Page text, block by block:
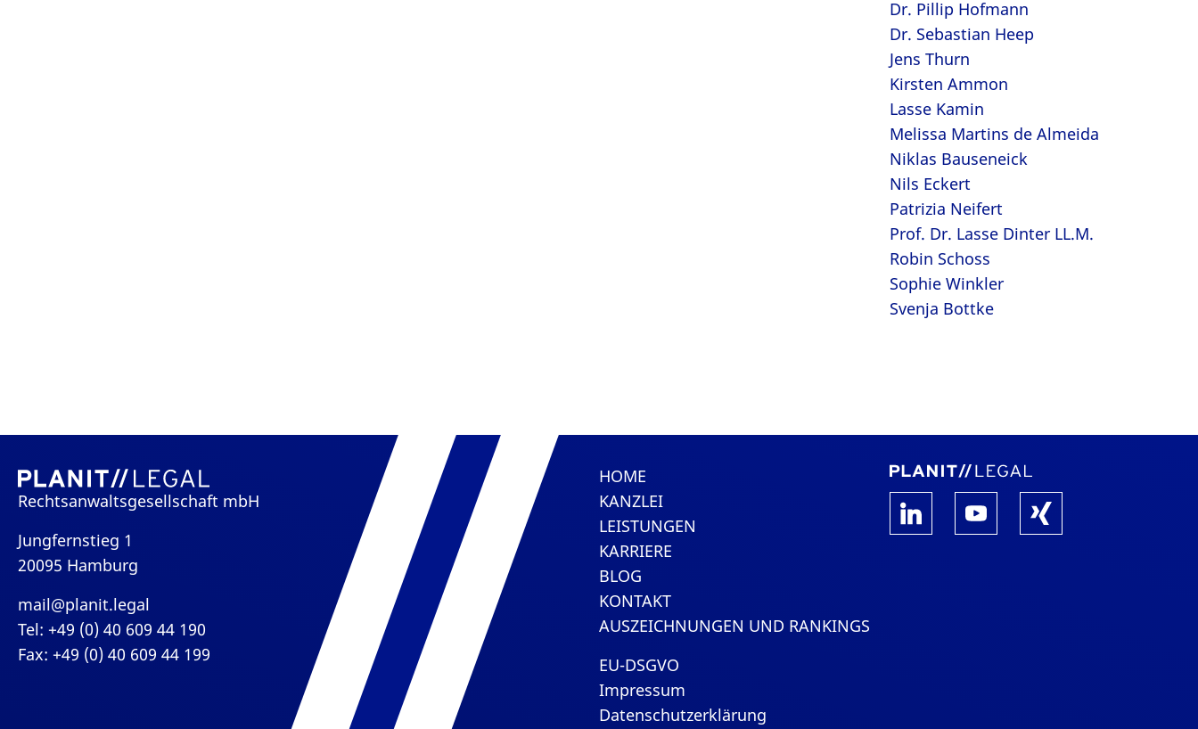
Dr. Pillip Hofmann
Dr. Sebastian Heep
Jens Thurn
Kirsten Ammon
Lasse Kamin
Melissa Martins de Almeida
Niklas Bauseneick
Nils Eckert
Patrizia Neifert
Prof. Dr. Lasse Dinter LL.M.
Robin Schoss
Sophie Winkler
Svenja Bottke
Rechtsanwaltsgesellschaft mbH
Jungfernstieg 1
20095 Hamburg
mail@planit.legal
Tel: +49 (0) 40 609 44 190
Fax: +49 (0) 40 609 44 199
HOME
KANZLEI
LEISTUNGEN
KARRIERE
BLOG
KONTAKT
AUSZEICHNUNGEN UND RANKINGS
EU-DSGVO
Impressum
Datenschutzerklärung